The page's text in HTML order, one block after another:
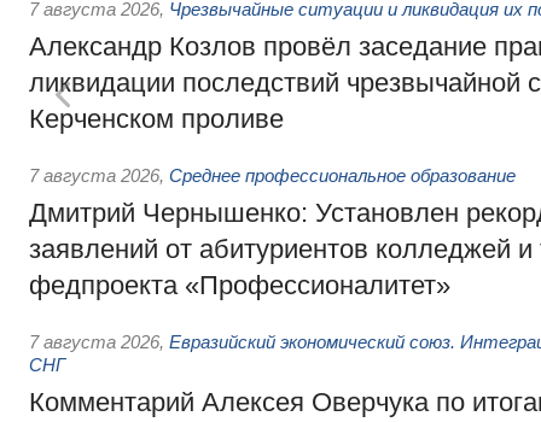
7 августа 2026, Чрезвычайные ситуации и ликвидация их
Александр Козлов провёл заседание
ликвидации последствий чрезвычайной
Керченском проливе
7 августа 2026, Среднее профессиональное образование
Дмитрий Чернышенко: Установлен
заявлений от абитуриентов колледжей и
федпроекта «Профессионалитет»
7 августа 2026, Евразийский экономический союз.
СНГ
Комментарий Алексея Оверчука по